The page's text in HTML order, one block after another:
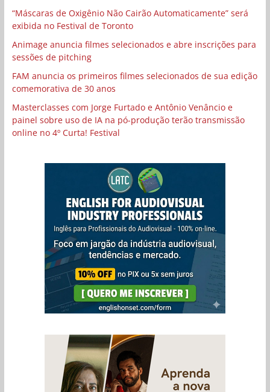
“Máscaras de Oxigênio Não Cairão Automaticamente” será
exibida no Festival de Toronto
Animage anuncia filmes selecionados e abre inscrições para
sessões de pitching
FAM anuncia os primeiros filmes selecionados de sua edição
comemorativa de 30 anos
Masterclasses com Jorge Furtado e Antônio Venâncio e
painel sobre uso de IA na pó-produção terão transmissão
online no 4º Curta! Festival